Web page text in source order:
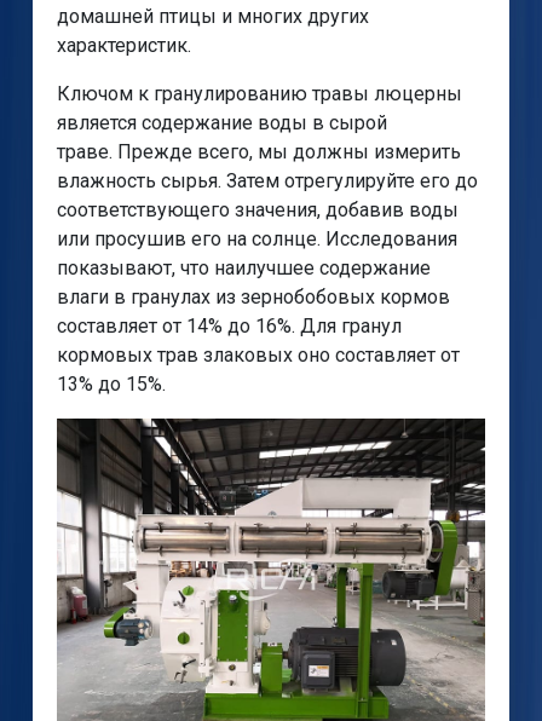
домашней птицы и многих других
характеристик.
Ключом к гранулированию травы люцерны
является содержание воды в сырой
траве. Прежде всего, мы должны измерить
влажность сырья. Затем отрегулируйте его до
соответствующего значения, добавив воды
или просушив его на солнце. Исследования
показывают, что наилучшее содержание
влаги в гранулах из зернобобовых кормов
составляет от 14% до 16%. Для гранул
кормовых трав злаковых оно составляет от
13% до 15%.